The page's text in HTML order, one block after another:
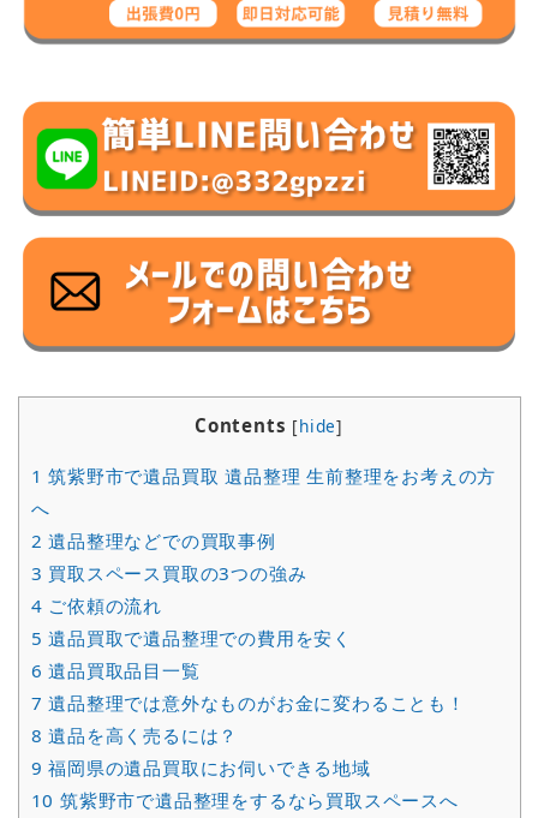
Contents [hide]
1 筑紫野市で遺品買取 遺品整理 生前整理をお考えの方
へ
2 遺品整理などでの買取事例
3 買取スペース買取の3つの強み
4 ご依頼の流れ
5 遺品買取で遺品整理での費用を安く
6 遺品買取品目一覧
7 遺品整理では意外なものがお金に変わることも！
8 遺品を高く売るには？
9 福岡県の遺品買取にお伺いできる地域
10 筑紫野市で遺品整理をするなら買取スペースへ